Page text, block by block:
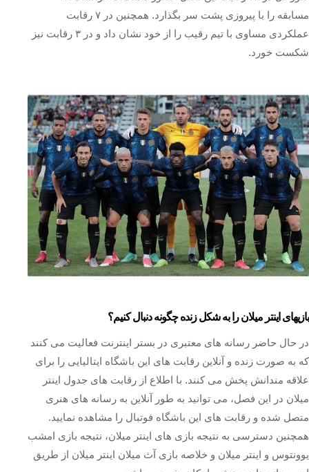
مسابقه را با پیروزی پشت سر بگذارد. همچنین در ۷ رقابت
عملکردی مساوی با تیم رقیب را از خود نشان داد و در ۳ رقابت نیز
شکست خورد.
بازیهای اینتر میلان را به شکل زنده چگونه دنبال کنیم؟
در حال حاضر رسانه های معتبری در بستر اینترنت فعالیت می کنند
که به صورت زنده و آنلاین رقابت های این باشگاه ایتالیایی را برای
علاقه مندانش پخش می کنند. با اطلاع از رقابت های جدول اینتر
میلان در این فصل، می توانید به طور آنلاین به رسانه های هنری
متصل شده و رقابت های این باشگاه فوتبال را مشاهده نمایید.
همچنین دسترسی به نتیجه بازی های اینتر میلان، نتیجه بازی امشب
یوونتوس و اینتر میلان و خلاصه بازی آث میلان اینتر میلان از طریق